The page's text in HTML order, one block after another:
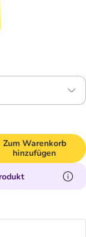
Zum Warenkorb
hinzufügen